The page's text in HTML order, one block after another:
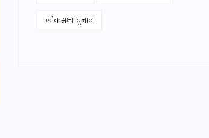
लोकसभा चुनाव